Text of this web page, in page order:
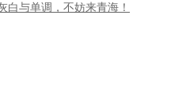
与单调，不妨来青海！